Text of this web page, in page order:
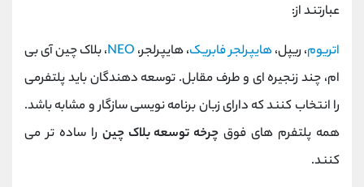
عبارتند از:
اتریوم، ریپل،هایپرلجر فابریک، هایپرلجر، NEO، بلاک چین آی بی
ام، چند زنجیره ای و طرف مقابل. توسعه دهندگان باید پلتفرمی
را انتخاب کنند که دارای زبان برنامه نویسی سازگار و مشابه باشد.
همه پلتفرم های فوق چرخه توسعه بلاک چین را ساده تر می
کنند.